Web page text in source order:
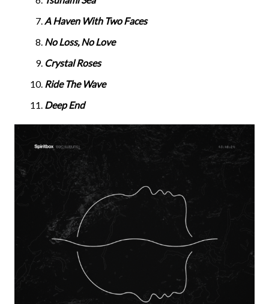
A Haven With Two Faces
No Loss, No Love
Crystal Roses
Ride The Wave
Deep End